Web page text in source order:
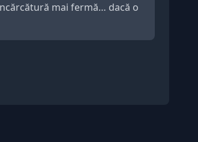
mai fermă… dacă o